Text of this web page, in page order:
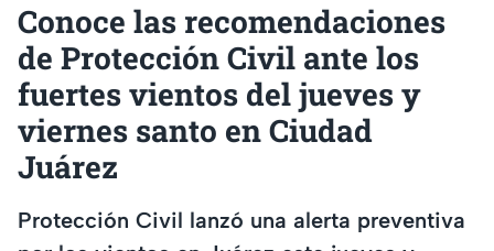
Conoce las recomendaciones
de Protección Civil ante los
fuertes vientos del jueves y
viernes santo en Ciudad
Juárez
Protección Civil lanzó una alerta preventiva